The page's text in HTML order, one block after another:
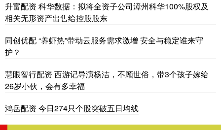
升富配资 科华数据：拟将全资子公司漳州科华100%股权及
相关无形资产出售给控股股东
同创优配 “养虾热”带动云服务需求激增 安全与稳定谁来守
护？
慧眼智行配资 西游记导演杨洁，不顾世俗，带3个孩子嫁给
26岁小伙，会有多幸福
鸿岳配资 今日274只个股突破五日均线